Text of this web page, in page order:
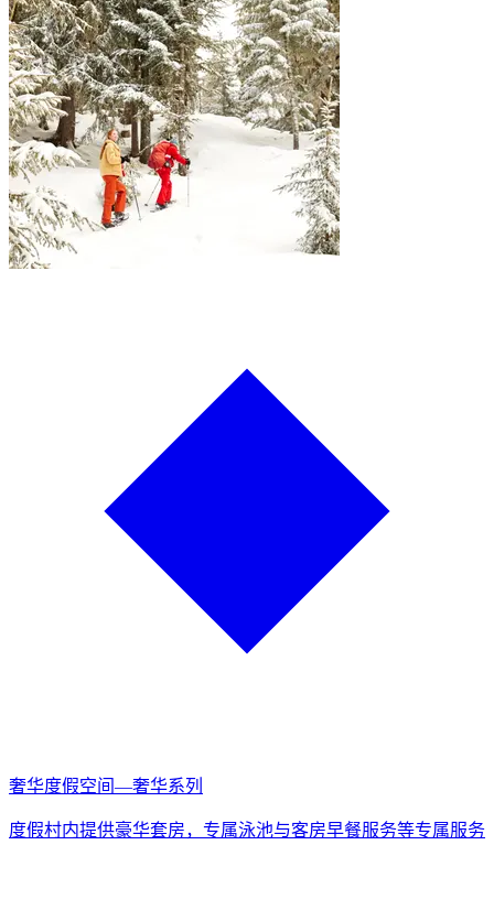
奢华度假空间—奢华系列
度假村内提供豪华套房，专属泳池与客房早餐服务等专属服务